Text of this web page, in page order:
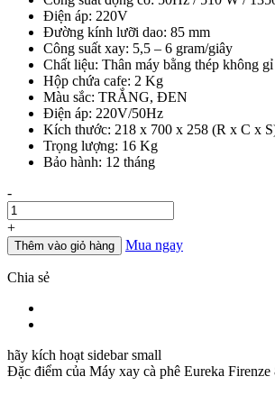
26.300.000đ.
22.000.000đ.
Điện áp: 220V
Đường kính lưỡi dao: 85 mm
Công suất xay: 5,5 – 6 gram/giây
Chất liệu: Thân máy bằng thép không gỉ
Hộp chứa cafe: 2 Kg
Màu sắc: TRẮNG, ĐEN
Điện áp: 220V/50Hz
Kích thước: 218 x 700 x 258 (R x C x
Trọng lượng: 16 Kg
Bảo hành: 12 tháng
Số
lượng
-
+
Thêm vào giỏ hàng Mua ngay
Chia sẻ
hãy kích hoạt sidebar small
Đặc điểm của Máy xay cà phê Eureka Firenze